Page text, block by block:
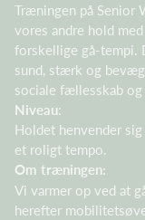
Træningen på Senior
vores andre hold
forskellige gå-tempi.
sund, stærk og
sociale fællesskab
Niveau:
Holdet henvender
et roligt tempo.
Om træningen:
Vi varmer op ved at
herefter